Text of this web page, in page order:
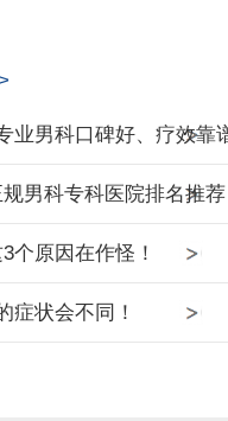
业男科口碑好、疗效靠
男科专科医院排名推荐
个原因在作怪！
症状会不同！